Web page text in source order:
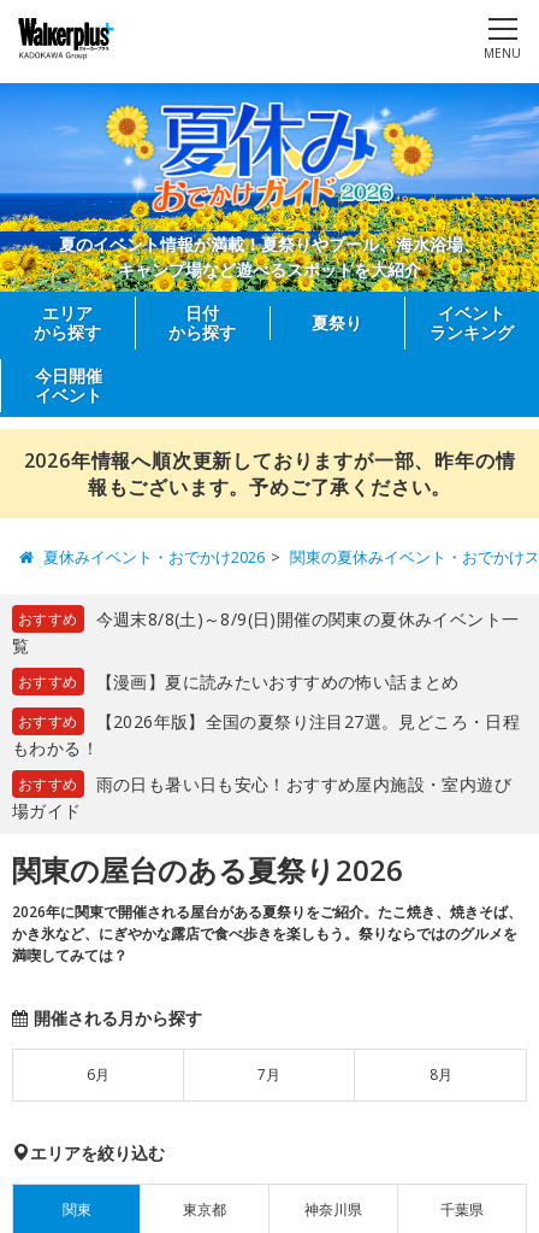
MENU
夏のイベント情報が満載！夏祭りやプール、海水浴場、
キャンプ場など遊べるスポットを大紹介
エリア
から探す
日付
から探す
夏祭り
イベント
ランキング
今日開催
イベント
2026年情報へ順次更新しておりますが一部、昨年の情
報もございます。予めご了承ください。
夏休みイベント・おでかけ2026 関東の夏休みイベント・おでかけ
おすすめ
今週末8/8(土)～8/9(日)開催の関東の夏休みイベント一
覧
おすすめ 【漫画】夏に読みたいおすすめの怖い話まとめ
おすすめ
【2026年版】全国の夏祭り注目27選。見どころ・日程
もわかる！
おすすめ
雨の日も暑い日も安心！おすすめ屋内施設・室内遊び
場ガイド
関東の屋台のある夏祭り2026
2026年に関東で開催される屋台がある夏祭りをご紹介。たこ焼き、焼きそば、
かき氷など、にぎやかな露店で食べ歩きを楽しもう。祭りならではのグルメを
満喫してみては？
開催される月から探す
6月 7月 8月
エリアを絞り込む
関東 東京都 神奈川県 千葉県